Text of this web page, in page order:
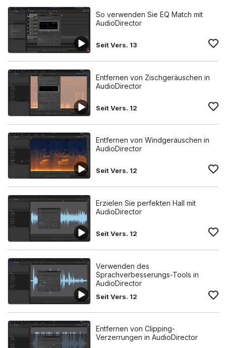
So verwenden Sie EQ Match mit
AudioDirector
Seit Vers. 13
Entfernen von Zischgeräuschen in
AudioDirector
Seit Vers. 12
Entfernen von Windgeräuschen in
AudioDirector
Seit Vers. 12
Erzielen Sie perfekten Hall mit
AudioDirector
Seit Vers. 12
Verwenden des
Sprachverbesserungs-Tools in
AudioDirector
Seit Vers. 12
Entfernen von Clipping-
Verzerrungen in AudioDirector